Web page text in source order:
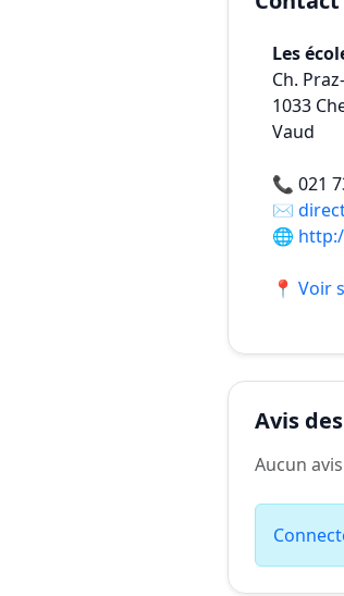
Les
Ch.
1033
Vaud
📞 021
✉️
🌐
📍 Voir
Avis
Aucun